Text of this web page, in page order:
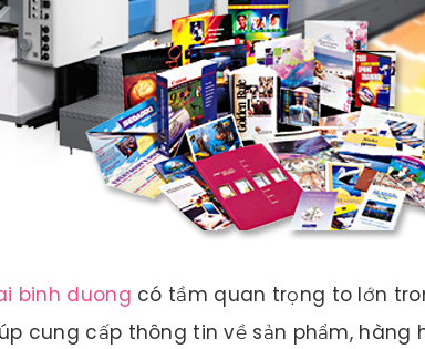
binh duong có tầm quan trọng to lớn
cung cấp thông tin về sản phẩm, hàng